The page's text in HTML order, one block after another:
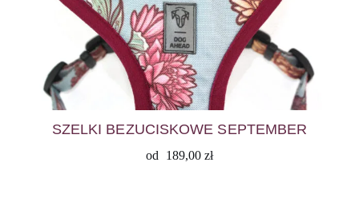
SZELKI BEZUCISKOWE SEPTEMBER
od 189,00 zł